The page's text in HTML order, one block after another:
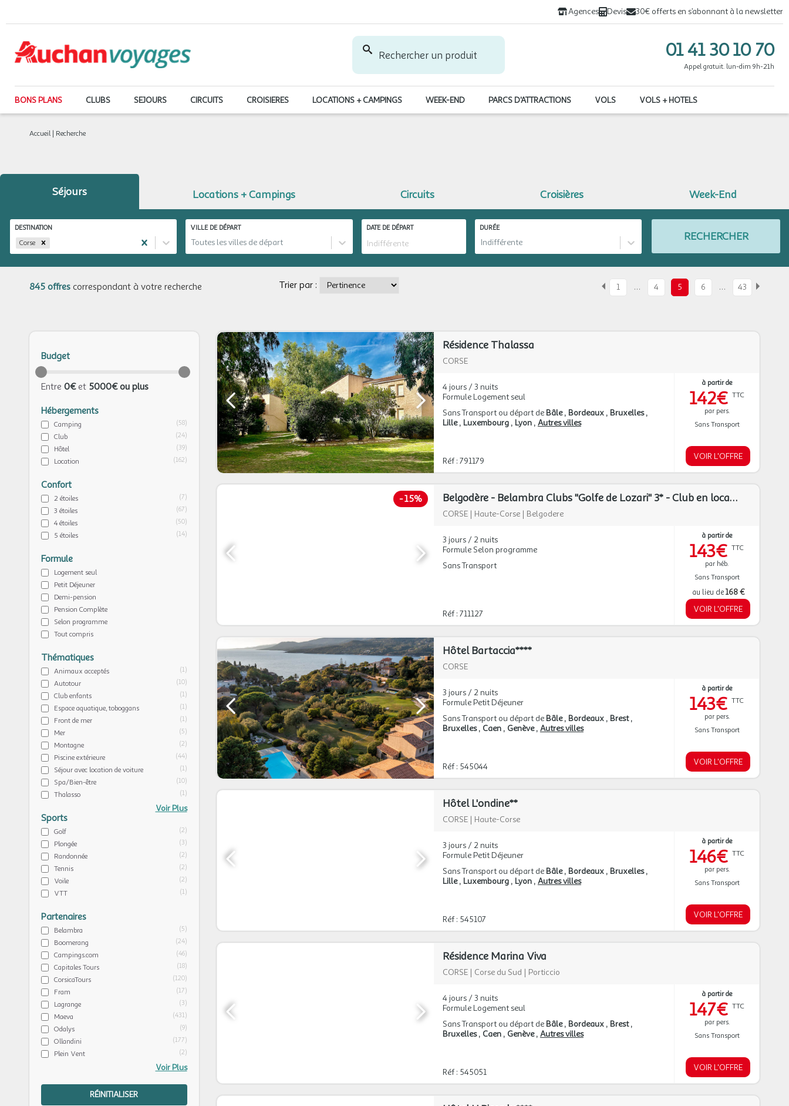
Agences Devis 30€ offerts en s’abonnant à la newsletter
Rechercher un produit 01 41 30 10 70
Appel gratuit. lun-dim 9h-21h
BONS PLANS CLUBS SEJOURS CIRCUITS CROISIERES LOCATIONS + CAMPINGS WEEK-END PARCS D'ATTRACTIONS VOLS VOLS + HOTELS
Accueil Recherche
Séjours Locations + Campings Circuits Croisières Week-End
DESTINATION
Corse
VILLE DE DÉPART
Toutes les villes de départ
DATE DE DÉPART DURÉE
Indifférente RECHERCHER
845 offres correspondant à votre recherche Trier par : 1 … 4 5 6 … 43
Budget
Entre 0€et 5000€ ou plus
Hébergements
Camping (58)
Club (24)
Hôtel (39)
Location (162)
Confort
2 étoiles (7)
3 étoiles (67)
4 étoiles (50)
5 étoiles (14)
Formule
Logement seul
Petit Déjeuner
Demi-pension
Pension Complète
Selon programme
Tout compris
Thématiques
Animaux acceptés (1)
Autotour (10)
Club enfants (1)
Espace aquatique, toboggans (1)
Front de mer (1)
Mer (5)
Montagne (2)
Piscine extérieure (44)
Séjour avec location de voiture (1)
Spa/Bien-être (10)
Thalasso (1)
Voir Plus
Sports
Golf (2)
Plongée (3)
Randonnée (2)
Tennis (2)
Voile (2)
VTT (1)
Partenaires
Belambra (5)
Boomerang (24)
Campings.com (46)
Capitales Tours (18)
CorsicaTours (120)
Fram (17)
Lagrange (3)
Maeva (431)
Odalys (9)
Ollandini (177)
Plein Vent (2)
Voir Plus
RÉINITIALISER
Résidence Thalassa
CORSE
4 jours / 3 nuits
Formule Logement seul
Sans Transport ou départ de Bâle Bordeaux
Bruxelles
Lille Luxembourg Lyon Autres villes
Réf : 791179
à partir de
142€ TTC
par pers.
Sans Transport
VOIR L'OFFRE
-15% Belgodère - Belambra Clubs "Golfe de Lozari" 3* - Club en location (Club en location)
CORSE | Haute-Corse | Belgodere
3 jours / 2 nuits
Formule Selon programme
Sans Transport
Réf : 711127
à partir de
143€ TTC
par héb.
Sans Transport
au lieu de168 €
VOIR L'OFFRE
Hôtel Bartaccia****
CORSE
3 jours / 2 nuits
Formule Petit Déjeuner
Sans Transport ou départ de Bâle Bordeaux
Brest
Bruxelles Caen Genève Autres villes
Réf : 545044
à partir de
143€ TTC
par pers.
Sans Transport
VOIR L'OFFRE
Hôtel L'ondine**
CORSE | Haute-Corse
3 jours / 2 nuits
Formule Petit Déjeuner
Sans Transport ou départ de Bâle Bordeaux
Bruxelles
Lille Luxembourg Lyon Autres villes
Réf : 545107
à partir de
146€ TTC
par pers.
Sans Transport
VOIR L'OFFRE
Résidence Marina Viva
CORSE | Corse du Sud | Porticcio
4 jours / 3 nuits
Formule Logement seul
Sans Transport ou départ de Bâle Bordeaux
Brest
Bruxelles Caen Genève Autres villes
Réf : 545051
à partir de
147€ TTC
par pers.
Sans Transport
VOIR L'OFFRE